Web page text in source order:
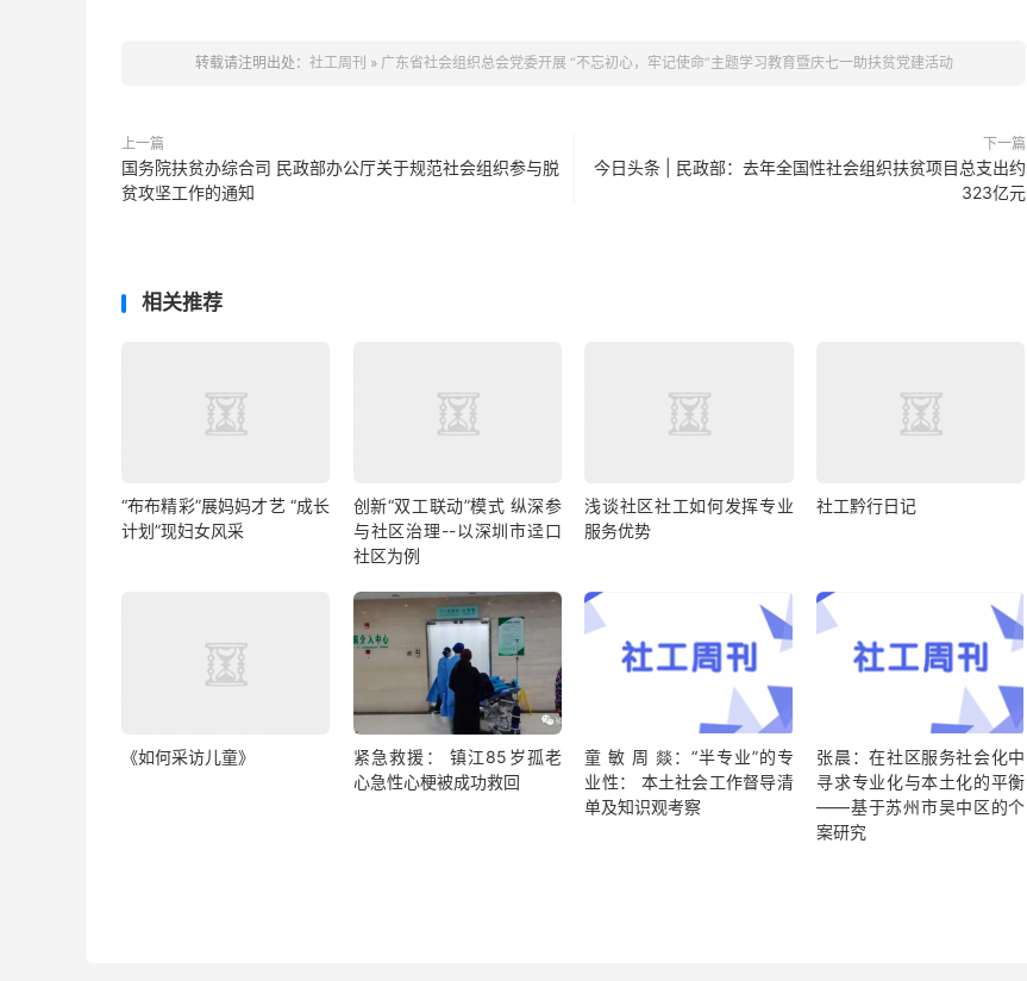
转载请注明出处： 社工周刊 » 广东省社会组织总会党委开展 “不忘初心，牢记使命”主题学习教育暨庆七一助扶贫党建活动
上一篇
国务院扶贫办综合司 民政部办公厅关于规范社会组织参与脱
贫攻坚工作的通知
下一篇
今日头条 | 民政部：去年全国性社会组织扶贫项目总支出约
323亿元
相关推荐
“布布精彩”展妈妈才艺 “成长
计划”现妇女风采
创新“双工联动”模式 纵深参
与社区治理--以深圳市迳口
社区为例
浅谈社区社工如何发挥专业
服务优势
社工黔行日记
《如何采访儿童》
紧急救援： 镇江85岁孤老
心急性心梗被成功救回
童 敏 周 燚：“半专业”的专
业性： 本土社会工作督导清
单及知识观考察
张晨：在社区服务社会化中
寻求专业化与本土化的平衡
——基于苏州市吴中区的个
案研究